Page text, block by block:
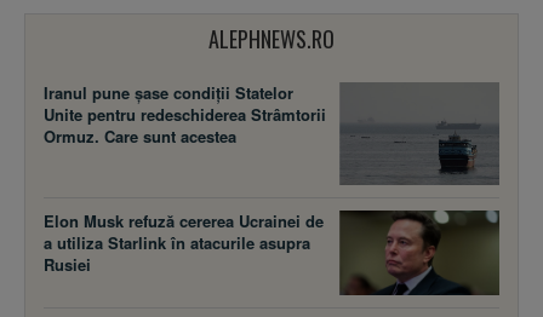
ALEPHNEWS.RO
Iranul pune șase condiții Statelor
Unite pentru redeschiderea Strâmtorii
Ormuz. Care sunt acestea
Elon Musk refuză cererea Ucrainei de
a utiliza Starlink în atacurile asupra
Rusiei